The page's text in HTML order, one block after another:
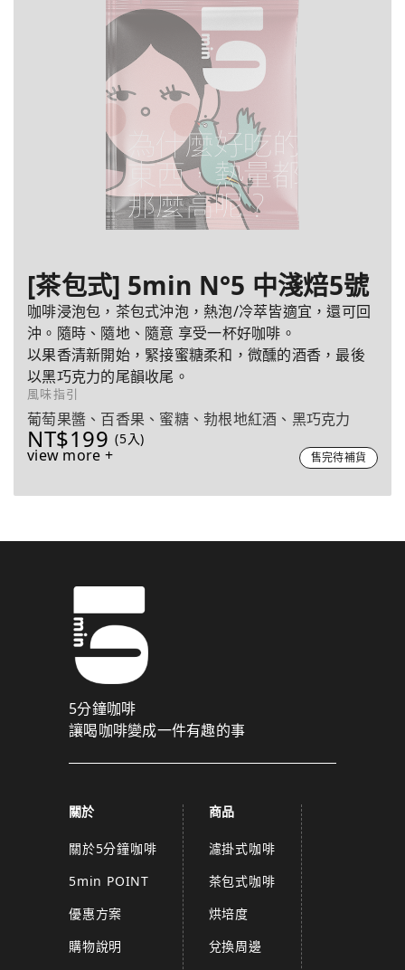
[茶包式] 5min N°5 中淺焙5號
咖啡浸泡包，茶包式沖泡，熱泡/冷萃皆適宜，還可回
沖。隨時、隨地、隨意 享受一杯好咖啡。
以果香清新開始，緊接蜜糖柔和，微醺的酒香，最後
以黑巧克力的尾韻收尾。
風味指引
葡萄果醬、百香果、蜜糖、勃根地紅酒、黑巧克力
NT$199 (5入)
view more + 售完待補貨
5分鐘咖啡
讓喝咖啡變成一件有趣的事
關於
關於5分鐘咖啡
5min POINT
優惠方案
購物說明
商品
濾掛式咖啡
茶包式咖啡
烘培度
兌換周邊